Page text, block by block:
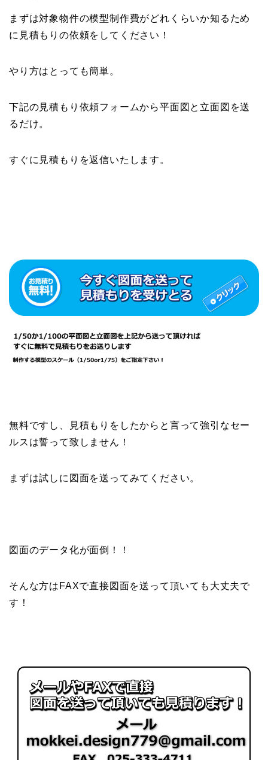
まずは対象物件の模型制作費がどれくらいか知るため
に見積もりの依頼をしてください！
やり方はとっても簡単。
下記の見積もり依頼フォームから平面図と立面図を送
るだけ。
すぐに見積もりを返信いたします。
無料ですし、見積もりをしたからと言って強引なセー
ルスは誓って致しません！
まずは試しに図面を送ってみてください。
図面のデータ化が面倒！！
そんな方はFAXで直接図面を送って頂いても大丈夫で
す！